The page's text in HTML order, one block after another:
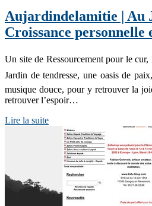
Aujar­din­delamitie | Au
Croissance personnelle
Un site de Ressourcement pour le
Jardin de tendresse, une oasis de
musique douce, pour y retrouver la
retrouver l’espoir…
Lire la suite